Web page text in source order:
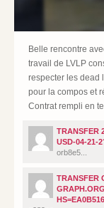
Belle rencontre
travail de LVLP
respecter les dead
pour la compos et
Contrat rempli en
TRANSFER
USD-04-21-
orb8e5...
TRANSFER